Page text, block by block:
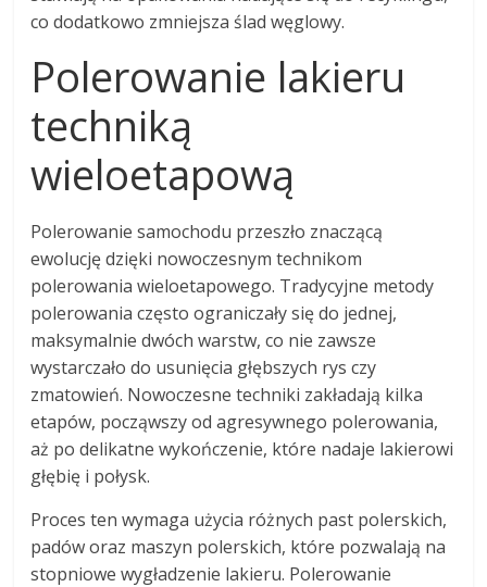
co dodatkowo zmniejsza ślad węglowy.
Polerowanie lakieru
techniką
wieloetapową
Polerowanie samochodu przeszło znaczącą
ewolucję dzięki nowoczesnym technikom
polerowania wieloetapowego. Tradycyjne metody
polerowania często ograniczały się do jednej,
maksymalnie dwóch warstw, co nie zawsze
wystarczało do usunięcia głębszych rys czy
zmatowień. Nowoczesne techniki zakładają kilka
etapów, począwszy od agresywnego polerowania,
aż po delikatne wykończenie, które nadaje lakierowi
głębię i połysk.
Proces ten wymaga użycia różnych past polerskich,
padów oraz maszyn polerskich, które pozwalają na
stopniowe wygładzenie lakieru. Polerowanie